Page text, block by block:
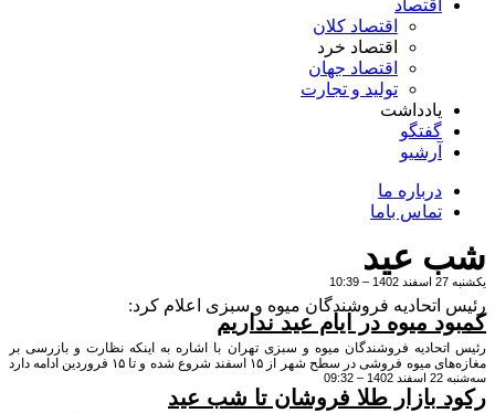
اقتصاد
اقتصاد کلان
اقتصاد خرد
اقتصاد جهان
تولید و تجارت
یادداشت
گفتگو
آرشیو
درباره ما
تماس باما
عید
فروشندگان میوه و سبزی اعلام کرد:
میوه در ایام عید نداریم
فروشندگان میوه و سبزی تهران با اشاره به اینکه نظارت و بازرسی بر
مغازه‌های میوه فروشی در سطح شهر از ۱۵ اسفند شروع شده و تا ۱۵ فروردین ادامه دارد
مصرف میوه، دپو شده، فراوانی بار داریم و بازار رقابتی خواهد بود.
بازار طلا فروشان تا شب عید